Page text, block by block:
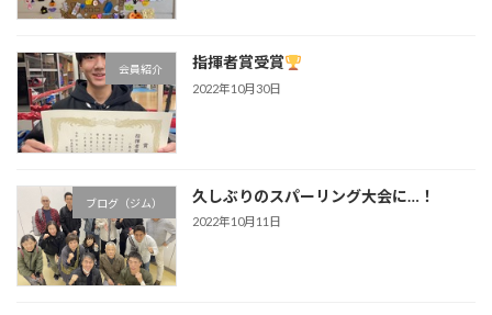
会員紹介 指揮者賞受賞
2022年10月30日
ブログ（ジム） 久しぶりのスパーリング大会に…！
2022年10月11日